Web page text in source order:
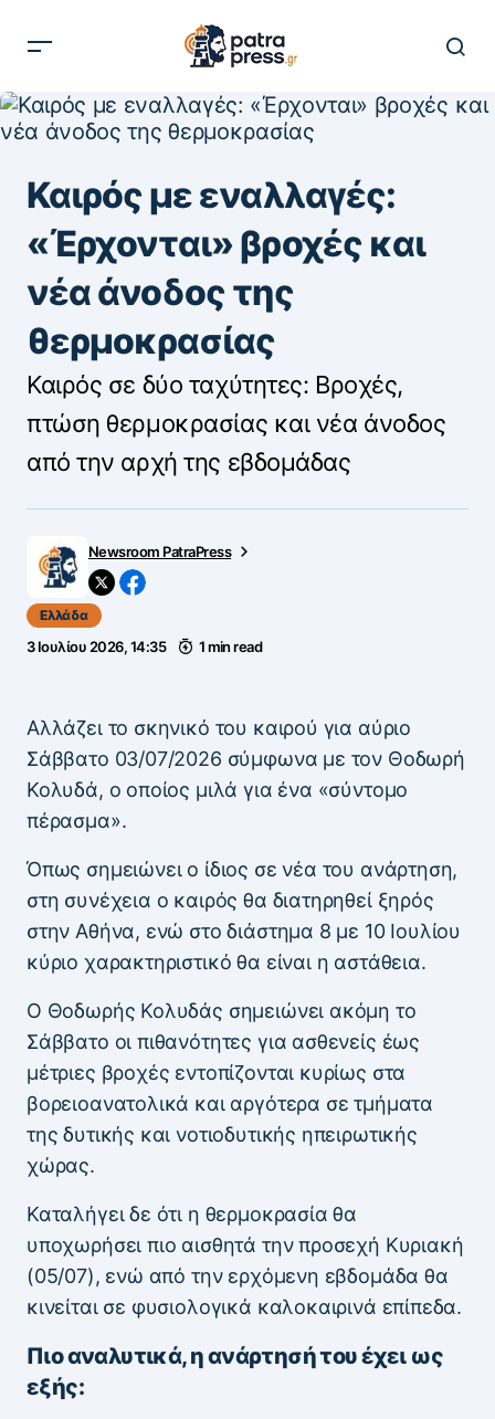
Καιρός με εναλλαγές:
«Έρχονται» βροχές και
νέα άνοδος της
θερμοκρασίας
Καιρός σε δύο ταχύτητες: Βροχές,
πτώση θερμοκρασίας και νέα άνοδος
από την αρχή της εβδομάδας
Newsroom PatraPress
Ελλάδα
3 Ιουλίου 2026, 14:35 1 min read
Αλλάζει το σκηνικό του καιρού για αύριο
Σάββατο 03/07/2026 σύμφωνα με τον Θοδωρή
Κολυδά, ο οποίος μιλά για ένα «σύντομο
πέρασμα».
Όπως σημειώνει ο ίδιος σε νέα του ανάρτηση,
στη συνέχεια ο καιρός θα διατηρηθεί ξηρός
στην Αθήνα, ενώ στο διάστημα 8 με 10 Ιουλίου
κύριο χαρακτηριστικό θα είναι η αστάθεια.
Ο Θοδωρής Κολυδάς σημειώνει ακόμη το
Σάββατο οι πιθανότητες για ασθενείς έως
μέτριες βροχές εντοπίζονται κυρίως στα
βορειοανατολικά και αργότερα σε τμήματα
της δυτικής και νοτιοδυτικής ηπειρωτικής
χώρας.
Καταλήγει δε ότι η θερμοκρασία θα
υποχωρήσει πιο αισθητά την προσεχή Κυριακή
(05/07), ενώ από την ερχόμενη εβδομάδα θα
κινείται σε φυσιολογικά καλοκαιρινά επίπεδα.
Πιο αναλυτικά, η ανάρτησή του έχει ως
εξής: